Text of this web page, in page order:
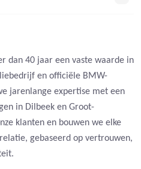
dan 40 jaar een vaste waarde in
en officiële BMW-
jarenlange expertise met een
in Dilbeek en Groot-
klanten en bouwen we elke
gebaseerd op vertrouwen,